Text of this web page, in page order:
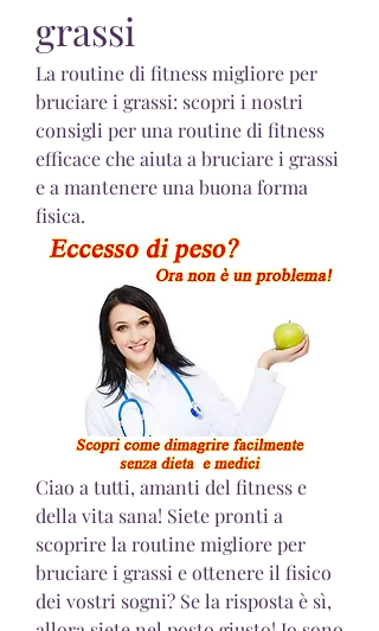
grassi
La routine di fitness migliore per
bruciare i grassi: scopri i nostri
consigli per una routine di fitness
efficace che aiuta a bruciare i grassi
e a mantenere una buona forma
fisica.
Ciao a tutti, amanti del fitness e
della vita sana! Siete pronti a
scoprire la routine migliore per
bruciare i grassi e ottenere il fisico
dei vostri sogni? Se la risposta è sì,